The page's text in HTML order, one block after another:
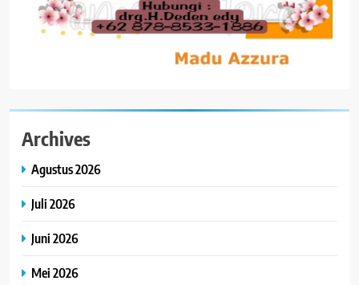
Archives
Agustus 2026
Juli 2026
Juni 2026
Mei 2026